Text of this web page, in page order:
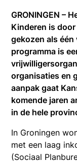
GRONINGEN –
Kinderen is
gekozen als
programma is
organisaties en
aanpak gaat
komende jaren
in de hele
In Groningen
met een laag
(Sociaal